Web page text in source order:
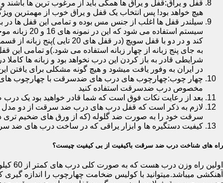
قفل و یراق:قفل و یراق ها همگی باید از مرغوب ترین ها
هیچ خواهد بود! پس انتخاب یک قفل و یراق خوب از
سیلندر قفل ها اغلب از جنس مس بوده و تمامی این قفل ها در
سیستم
به جای پنج زبانه از چهار زبانه استفاده می شود.)و تمامی
شرایطی قادر به باز کردن این درب نخواهد بود و زبانه ها
در ایران به وفور یافت میشود و هیچ گونه مشکلی برای یافتن
چهار چوب:چهارچوب های درب های ضدسرقت با چهارچوب های
مخصوص درب ضدسرقت استفاده کنید
بعد از رعایت نکات فوق است که شما قادر خواهید بود یک
لازم به ذکر است که قفل درب های درب ضد سرقت از دو مدل
سرقت خود را به صورت ضد گلوله (که از ورق های ضخیم تری
کیفیت دستگیره ها و ابزار یراقی که در ساخت درب های ضد
راه های شناخت درب ضد سرقت باکیفیت از بی کیفیت چیست؟
آهنکشی میباشد.میتوانید با کولیس ضخامت چهارچوب را اندازه گیری